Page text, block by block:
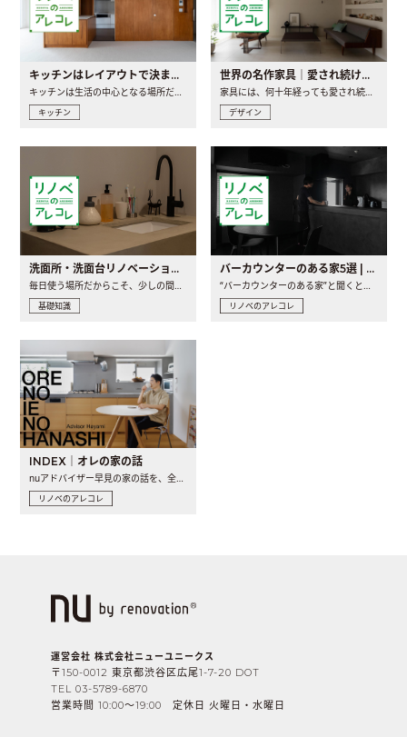
キッチンはレイアウトで決まる。後悔しないための考え方と選び方
キッチンは生活の中心となる場所だからこそ、家の中のどこに置..
キッチン
世界の名作家具｜愛され続ける理由と一生モノとの出会い方
家具には、何十年経っても愛され続ける「名作」と呼ばれるもの..
デザイン
洗面所・洗面台リノベーションの事例と間取りアイデア
毎日使う場所だからこそ、少しの間取りの工夫や素材の選び方で..
基礎知識
バーカウンターのある家5選 | 日常に馴染む“距離の近い”キッチンとは
“バーカウンターのある家”と聞くと、少し特別な、大人のための..
リノベのアレコレ
INDEX｜オレの家の話
nuアドバイザー早見の家の話を、全4話でお届け。リノベーションを..
リノベのアレコレ
運営会社 株式会社ニューユニークス
〒150-0012 東京都渋谷区広尾1-7-20 DOT
TEL 03-5789-6870
営業時間 10:00〜19:00 定休日 火曜日・水曜日